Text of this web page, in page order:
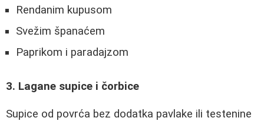
Rendanim kupusom
Svežim španaćem
Paprikom i paradajzom
3. Lagane supice i čorbice
Supice od povrća bez dodatka pavlake ili testenine